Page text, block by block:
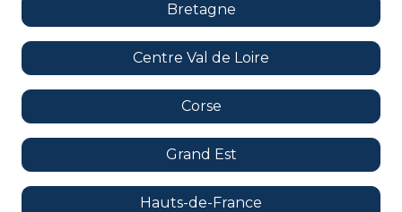
Bretagne
Centre Val de Loire
Corse
Grand Est
Hauts-de-France